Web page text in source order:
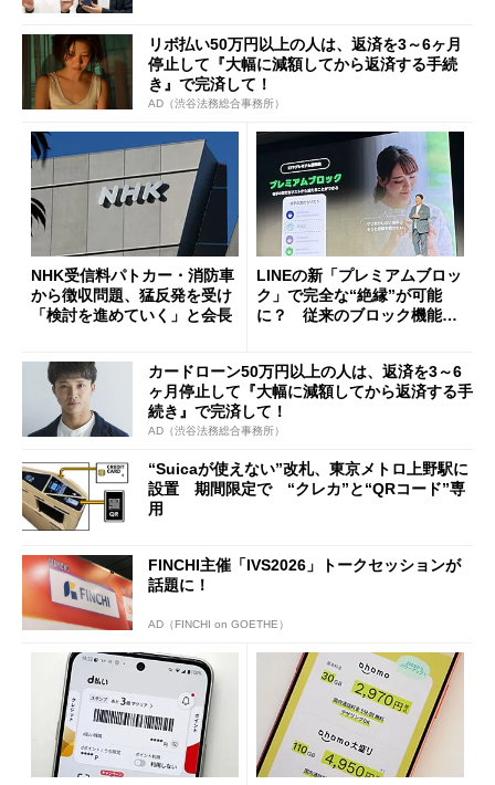
リボ払い50万円以上の人は、返済を3～6ヶ月
停止して『大幅に減額してから返済する手続
き』で完済して！
AD（渋谷法務総合事務所）
NHK受信料パトカー・消防車
から徴収問題、猛反発を受け
「検討を進めていく」と会長
LINEの新「プレミアムブロッ
ク」で完全な“絶縁”が可能
に？ 従来のブロック機能と
カードローン50万円以上の人は、返済を3～6
ヶ月停止して『大幅に減額してから返済する手
続き』で完済して！
AD（渋谷法務総合事務所）
“Suicaが使えない”改札、東京メトロ上野駅に
設置 期間限定で “クレカ”と“QRコード”専
用
FINCHI主催「IVS2026」トークセッションが
話題に！
AD（FINCHI on GOETHE）